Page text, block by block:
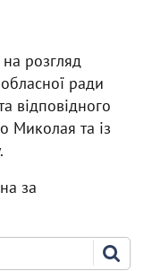
на розгляд
обласної ради
відповідного
Миколая та із
за